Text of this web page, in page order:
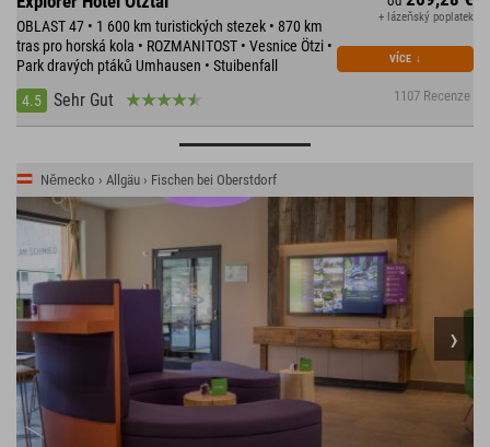
OBLAST 47 • 1 600 km turistických stezek • 870 km
tras pro horská kola • ROZMANITOST • Vesnice Ötzi •
Park dravých ptáků Umhausen • Stuibenfall
4.5
Sehr Gut 1107 Recenze
+ lázeňský poplatek
VÍCE ↓
Německo › Allgäu › Fischen bei Oberstdorf